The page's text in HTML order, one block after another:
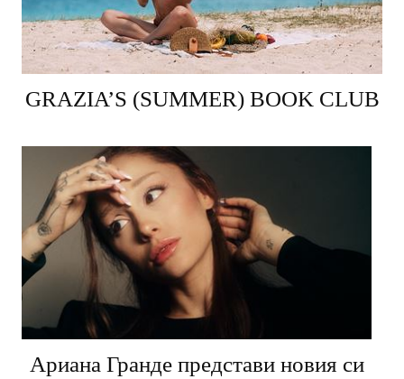
GRAZIA’S (SUMMER) BOOK CLUB
Ариана Гранде представи новия си